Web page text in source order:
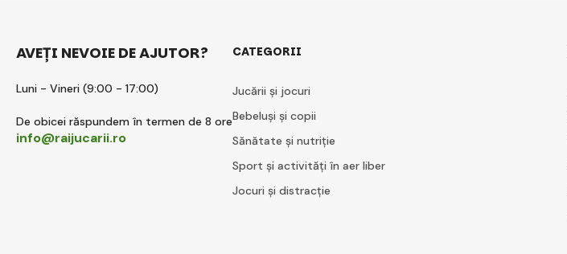
AVEȚI NEVOIE DE AJUTOR?
Luni - Vineri (9:00 - 17:00)
De obicei răspundem în termen de 8 ore
info@raijucarii.ro
CATEGORII
Jucării și jocuri
Bebeluși și copii
Sănătate și nutriție
Sport și activități în aer liber
Jocuri și distracție